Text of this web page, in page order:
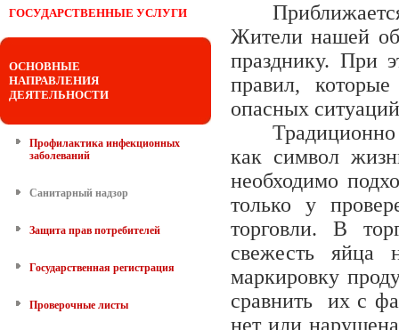
ГОСУДАРСТВЕННЫЕ УСЛУГИ
ОСНОВНЫЕ
НАПРАВЛЕНИЯ
ДЕЯТЕЛЬНОСТИ
Профилактика инфекционных
заболеваний
Санитарный надзор
Защита прав потребителей
Государственная регистрация
Проверочные листы
Жители нашей
празднику. При
правил,
опасных
как символ
необходимо
только у
торговли. В
свежесть яйца
маркировку
сравнить их с
нет или